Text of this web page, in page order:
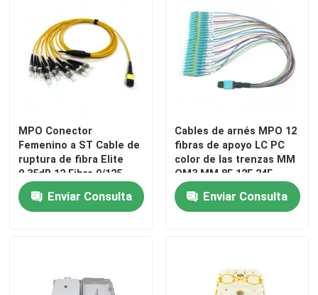
Equipos de herramienta de la fibra
Unidad óptica de la red
Cables de AOC
el cable DAC
Módulo de SFP
MPO Conector
Femenino a ST Cable de
ruptura de fibra Elite
0.35dB 12 Fibra 9/125
Modo único, tipo B,
LSZH Enviar Consulta
Cables de arnés MPO 12
fibras de apoyo LC PC
color de las trenzas MM
OM3 MM 8F 12F 24F
LSZH MPO MTP Cordón
de parche de fibra
Enviar Consulta